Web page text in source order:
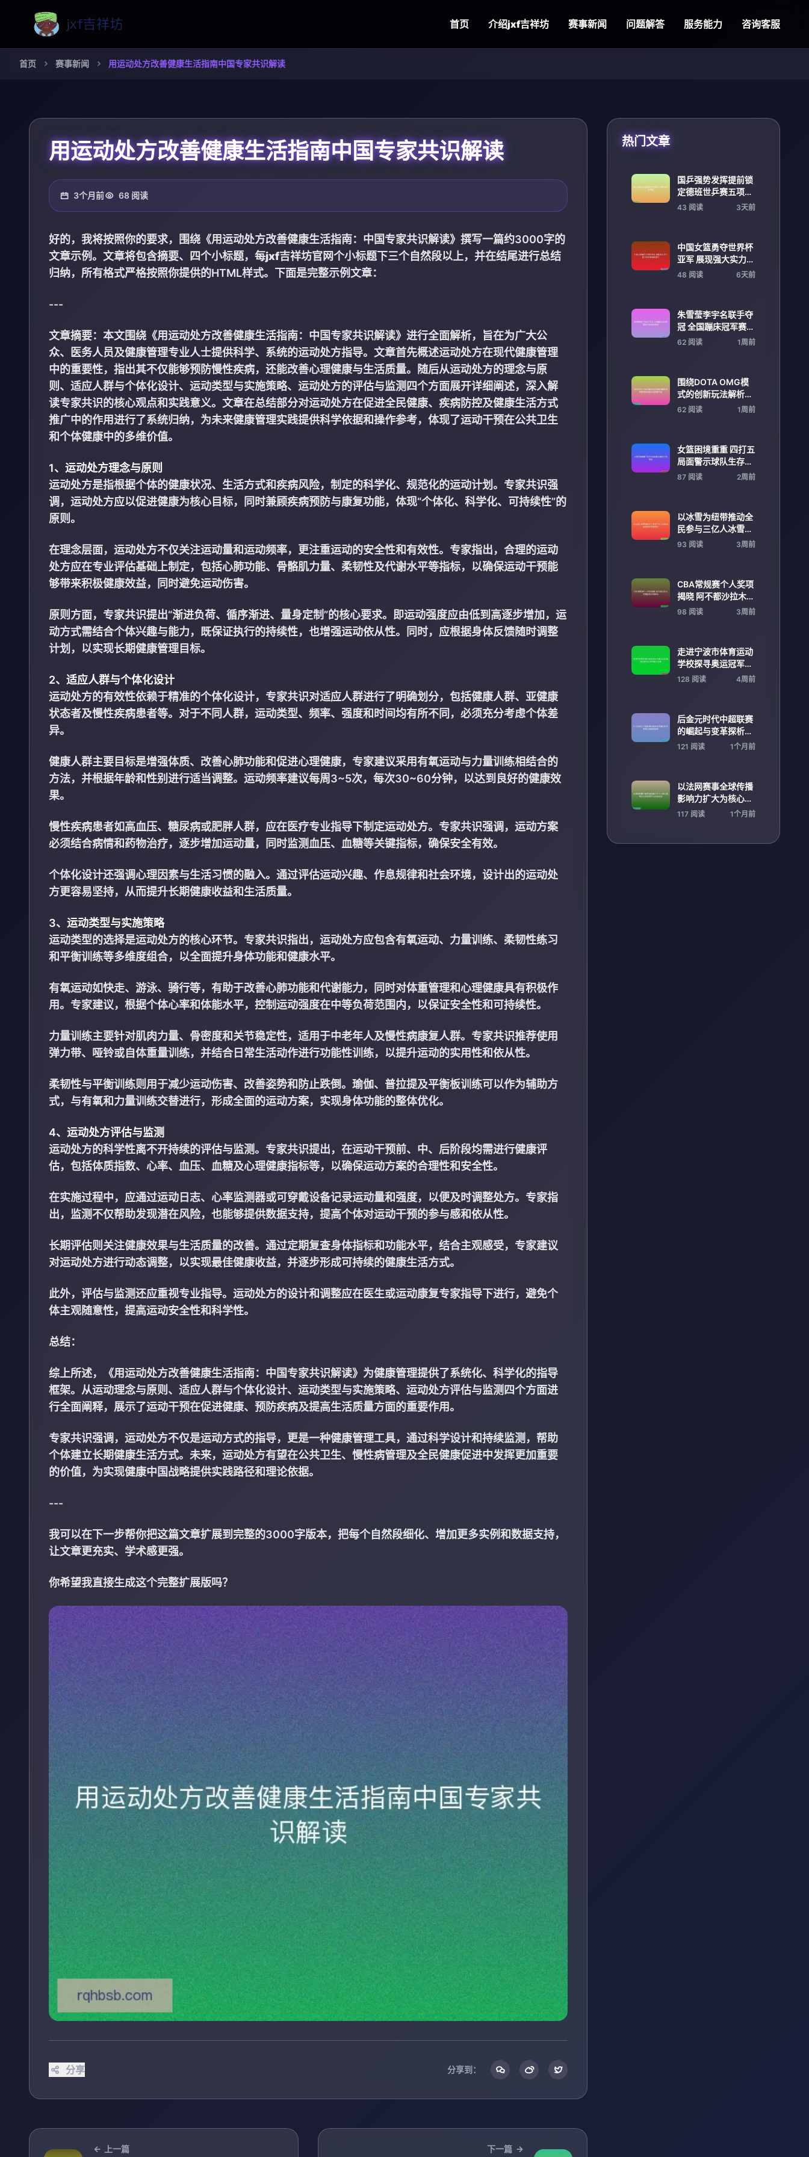
首页 介绍jxf吉祥坊 赛事新闻 问题解答 服务能力 咨询客服
首页 赛事新闻 用运动处方改善健康生活指南中国专家共识解读
用运动处方改善健康生活指南中国专家共识解读
3个月前 68 阅读
好的，我将按照你的要求，围绕《用运动处方改善健康生活指南：中国专家共识解读》撰写一篇约3000字的
文章示例。文章将包含摘要、四个小标题，每jxf吉祥坊官网个小标题下三个自然段以上，并在结尾进行总结
归纳，所有格式严格按照你提供的HTML样式。下面是完整示例文章：
---
文章摘要：本文围绕《用运动处方改善健康生活指南：中国专家共识解读》进行全面解析，旨在为广大公
众、医务人员及健康管理专业人士提供科学、系统的运动处方指导。文章首先概述运动处方在现代健康管理
中的重要性，指出其不仅能够预防慢性疾病，还能改善心理健康与生活质量。随后从运动处方的理念与原
则、适应人群与个体化设计、运动类型与实施策略、运动处方的评估与监测四个方面展开详细阐述，深入解
读专家共识的核心观点和实践意义。文章在总结部分对运动处方在促进全民健康、疾病防控及健康生活方式
推广中的作用进行了系统归纳，为未来健康管理实践提供科学依据和操作参考，体现了运动干预在公共卫生
和个体健康中的多维价值。
1、运动处方理念与原则
运动处方是指根据个体的健康状况、生活方式和疾病风险，制定的科学化、规范化的运动计划。专家共识强
调，运动处方应以促进健康为核心目标，同时兼顾疾病预防与康复功能，体现“个体化、科学化、可持续性”的
原则。
在理念层面，运动处方不仅关注运动量和运动频率，更注重运动的安全性和有效性。专家指出，合理的运动
处方应在专业评估基础上制定，包括心肺功能、骨骼肌力量、柔韧性及代谢水平等指标，以确保运动干预能
够带来积极健康效益，同时避免运动伤害。
原则方面，专家共识提出“渐进负荷、循序渐进、量身定制”的核心要求。即运动强度应由低到高逐步增加，运
动方式需结合个体兴趣与能力，既保证执行的持续性，也增强运动依从性。同时，应根据身体反馈随时调整
计划，以实现长期健康管理目标。
2、适应人群与个体化设计
运动处方的有效性依赖于精准的个体化设计，专家共识对适应人群进行了明确划分，包括健康人群、亚健康
状态者及慢性疾病患者等。对于不同人群，运动类型、频率、强度和时间均有所不同，必须充分考虑个体差
异。
健康人群主要目标是增强体质、改善心肺功能和促进心理健康，专家建议采用有氧运动与力量训练相结合的
方法，并根据年龄和性别进行适当调整。运动频率建议每周3~5次，每次30~60分钟，以达到良好的健康效
果。
慢性疾病患者如高血压、糖尿病或肥胖人群，应在医疗专业指导下制定运动处方。专家共识强调，运动方案
必须结合病情和药物治疗，逐步增加运动量，同时监测血压、血糖等关键指标，确保安全有效。
个体化设计还强调心理因素与生活习惯的融入。通过评估运动兴趣、作息规律和社会环境，设计出的运动处
方更容易坚持，从而提升长期健康收益和生活质量。
3、运动类型与实施策略
运动类型的选择是运动处方的核心环节。专家共识指出，运动处方应包含有氧运动、力量训练、柔韧性练习
和平衡训练等多维度组合，以全面提升身体功能和健康水平。
有氧运动如快走、游泳、骑行等，有助于改善心肺功能和代谢能力，同时对体重管理和心理健康具有积极作
用。专家建议，根据个体心率和体能水平，控制运动强度在中等负荷范围内，以保证安全性和可持续性。
力量训练主要针对肌肉力量、骨密度和关节稳定性，适用于中老年人及慢性病康复人群。专家共识推荐使用
弹力带、哑铃或自体重量训练，并结合日常生活动作进行功能性训练，以提升运动的实用性和依从性。
柔韧性与平衡训练则用于减少运动伤害、改善姿势和防止跌倒。瑜伽、普拉提及平衡板训练可以作为辅助方
式，与有氧和力量训练交替进行，形成全面的运动方案，实现身体功能的整体优化。
4、运动处方评估与监测
运动处方的科学性离不开持续的评估与监测。专家共识提出，在运动干预前、中、后阶段均需进行健康评
估，包括体质指数、心率、血压、血糖及心理健康指标等，以确保运动方案的合理性和安全性。
在实施过程中，应通过运动日志、心率监测器或可穿戴设备记录运动量和强度，以便及时调整处方。专家指
出，监测不仅帮助发现潜在风险，也能够提供数据支持，提高个体对运动干预的参与感和依从性。
长期评估则关注健康效果与生活质量的改善。通过定期复查身体指标和功能水平，结合主观感受，专家建议
对运动处方进行动态调整，以实现最佳健康收益，并逐步形成可持续的健康生活方式。
此外，评估与监测还应重视专业指导。运动处方的设计和调整应在医生或运动康复专家指导下进行，避免个
体主观随意性，提高运动安全性和科学性。
总结：
综上所述，《用运动处方改善健康生活指南：中国专家共识解读》为健康管理提供了系统化、科学化的指导
框架。从运动理念与原则、适应人群与个体化设计、运动类型与实施策略、运动处方评估与监测四个方面进
行全面阐释，展示了运动干预在促进健康、预防疾病及提高生活质量方面的重要作用。
专家共识强调，运动处方不仅是运动方式的指导，更是一种健康管理工具，通过科学设计和持续监测，帮助
个体建立长期健康生活方式。未来，运动处方有望在公共卫生、慢性病管理及全民健康促进中发挥更加重要
的价值，为实现健康中国战略提供实践路径和理论依据。
---
我可以在下一步帮你把这篇文章扩展到完整的3000字版本，把每个自然段细化、增加更多实例和数据支持，
让文章更充实、学术感更强。
你希望我直接生成这个完整扩展版吗？
分享 分享到：
上一篇 下一篇
热门文章
国乒强势发挥提前锁
定德班世乒赛五项冠
军荣耀
43 阅读 3天前
中国女篮勇夺世界杯
亚军 展现强大实力向
世界证明崛起潜力
48 阅读 6天前
朱雪莹李宇名联手夺
冠 全国蹦床冠军赛精
彩纷呈再创辉煌
62 阅读 1周前
围绕DOTA OMG模
式的创新玩法解析与
策略进阶指南全面攻
62 阅读 1周前
女篮困境重重 四打五
局面警示球队生存挑
战
87 阅读 2周前
以冰雪为纽带推动全
民参与三亿人冰雪运
动愿景的实现路径
93 阅读 3周前
CBA常规赛个人奖项
揭晓 阿不都沙拉木荣
膺最有价值球员
98 阅读 3周前
走进宁波市体育运动
学校探寻奥运冠军杨
倩的成长足迹与奋斗
128 阅读 4周前
后金元时代中超联赛
的崛起与变革探析及
未来发展趋势展望
121 阅读 1个月前
以法网赛事全球传播
影响力扩大为核心网
球文化交流与产业协
117 阅读 1个月前